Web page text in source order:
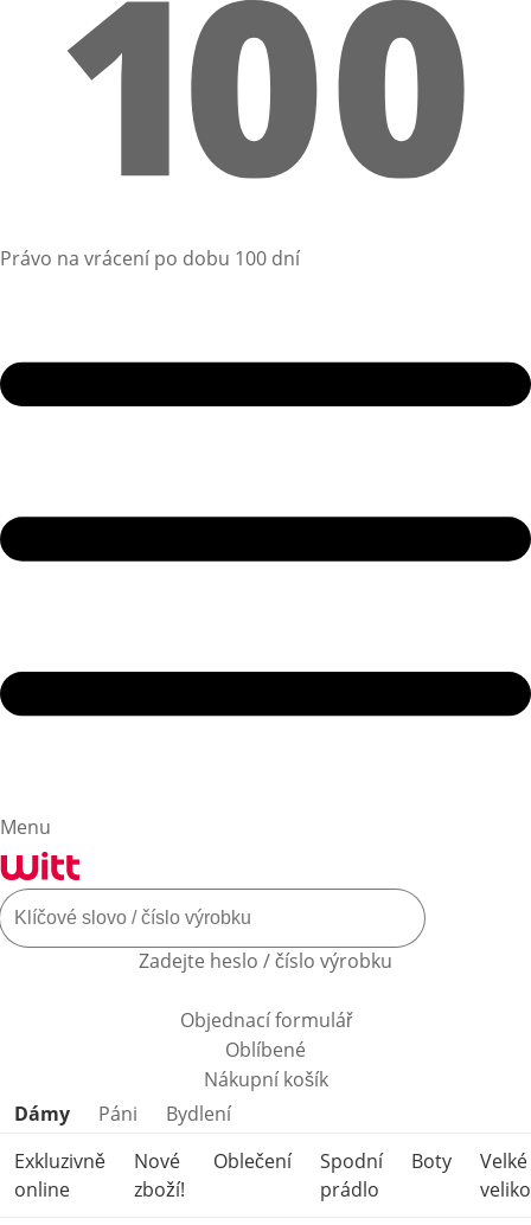
Právo na vrácení po dobu 100 dní
Menu
Zadejte heslo / číslo výrobku
Objednací formulář
Oblíbené
Nákupní košík
Přeskočit kategorie produktů
Dámy Páni
Bydlení
Exkluzivně
online
Nové
zboží!
Oblečení
Spodní
prádlo
Boty
Velké